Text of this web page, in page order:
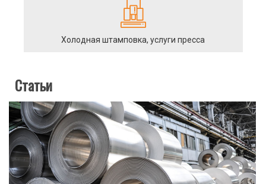
Холодная штамповка, услуги пресса
Статьи